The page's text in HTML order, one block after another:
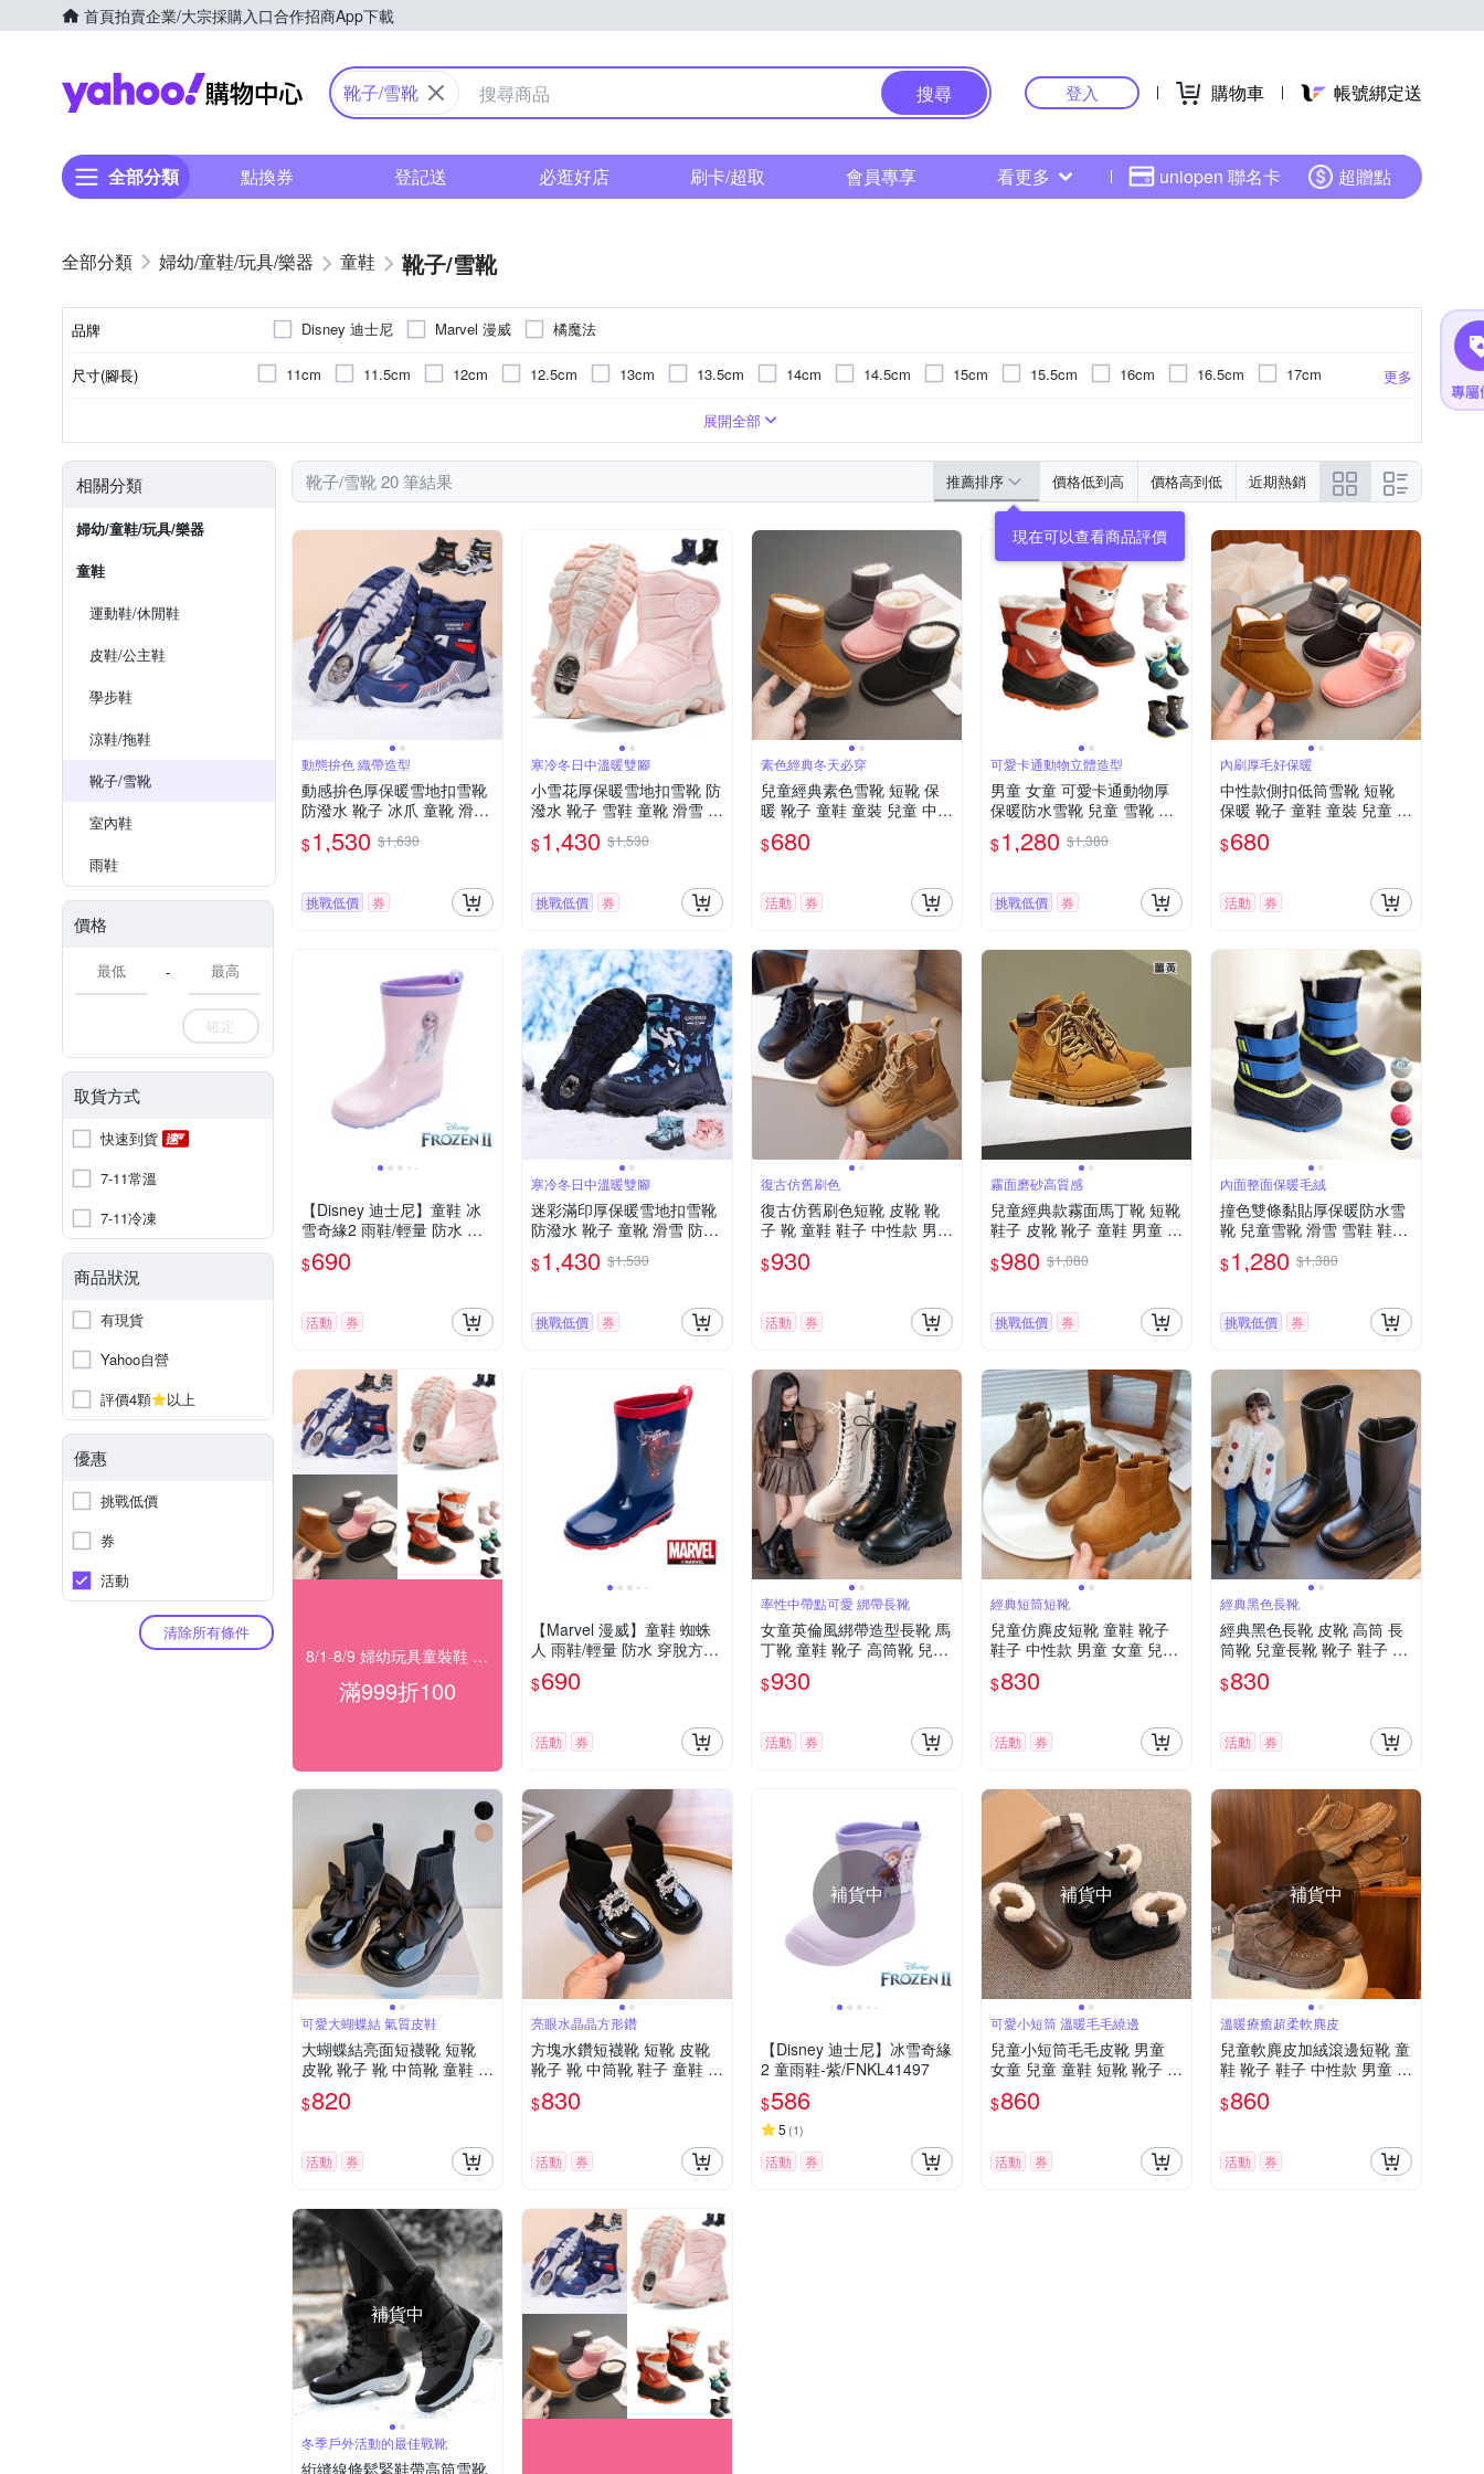
首頁拍賣企業/大宗採購入口合作招商App下載
Yahoo購物中心
靴子/雪靴 搜尋 登入 購物車 帳號綁定送
全部分類 點換券 登記送 必逛好店 刷卡/超取 會員專享 看更多 uniopen 聯名卡 超贈點
婦幼/童鞋/玩具/樂器 童鞋 靴子/雪靴
品牌 Disney 迪士尼 Marvel 漫威 橘魔法
尺寸(腳長) 更多
11cm 11.5cm 12cm 12.5cm 13cm 13.5cm 14cm 14.5cm 15cm 15.5cm 16cm 16.5cm
17cm
20cm
23.5cm
24cm 24.5cm 25cm 25.5cm
展開全部
相關分類
婦幼/童鞋/玩具/樂器
童鞋
運動鞋/休閒鞋
皮鞋/公主鞋
學步鞋
涼鞋/拖鞋
靴子/雪靴
室內鞋
雨鞋
價格
-
確定
取貨方式
快速到貨
7-11常溫
7-11冷凍
商品狀況
有現貨
Yahoo自營
評價4顆
以上
優惠
挑戰低價
券
活動
清除所有條件
靴子/雪靴 20 筆結果 推薦排序 價格低到高 價格高到低 近期熱銷
現在可以查看商品評價
動態拚色 織帶造型
動感拚色厚保暖雪地扣雪靴
防潑水 靴子 冰爪 童靴 滑雪
防雪 童鞋 男童 大童 兒童 防
寒 日本 橘魔法 現貨【BB89
$1,530 $1,630
挑戰低價 券
寒冷冬日中溫暖雙腳
小雪花厚保暖雪地扣雪靴 防
潑水 靴子 雪鞋 童靴 滑雪 防
雪 冰爪 防潑水 兒童雪靴 日
本 兒童 女童 男童 大童 橘魔
$1,430 $1,530
挑戰低價 券
素色經典冬天必穿
兒童經典素色雪靴 短靴 保
暖 靴子 童鞋 童裝 兒童 中性
款 男童 女童【BB7024】
$680
活動 券
可愛卡通動物立體造型
男童 女童 可愛卡通動物厚
保暖防水雪靴 兒童 雪靴 韓
國 日本 滑雪 雪鞋 鞋子 童裝
童鞋
$1,280 $1,380
挑戰低價 券
內刷厚毛好保暖
中性款側扣低筒雪靴 短靴
保暖 靴子 童鞋 童裝 兒童 中
性款 男童 女童【BB7025】
$680
活動 券
【Disney 迪士尼】童鞋 冰
雪奇緣2 雨鞋/輕量 防水 穿
脫方便 粉紫(FNKL51477)
$690
活動 券
寒冷冬日中溫暖雙腳
迷彩滿印厚保暖雪地扣雪靴
防潑水 靴子 童靴 滑雪 防雪
童鞋 女童 男童 大童 兒童 童
裝 保暖 防寒 橘魔法 現貨
$1,430 $1,530
挑戰低價 券
復古仿舊刷色
復古仿舊刷色短靴 皮靴 靴
子 靴 童鞋 鞋子 中性款 男童
女童 兒童 童裝 橘魔法 現貨
【BB8938】
$930
活動 券
霧面磨砂高質感
兒童經典款霧面馬丁靴 短靴
鞋子 皮靴 靴子 童鞋 男童 女
童 兒童 童鞋 橘魔法 現貨
【BB8930】
$980 $1,080
挑戰低價 券
內面整面保暖毛絨
撞色雙條黏貼厚保暖防水雪
靴 兒童雪靴 滑雪 雪鞋 鞋子
男童 女童 日本 韓國
$1,280 $1,380
挑戰低價 券
8/1-8/9 婦幼玩具童裝鞋 指定品滿999折100
滿999折100
【Marvel 漫威】童鞋 蜘蛛
人 雨鞋/輕量 防水 穿脫方便
藍紅(MNKL55376)
$690
活動 券
率性中帶點可愛 綁帶長靴
女童英倫風綁帶造型長靴 馬
丁靴 童鞋 靴子 高筒靴 兒童
長靴 公主長靴 鞋子 橘魔法
現貨【BB9156】
$930
活動 券
經典短筒短靴
兒童仿麂皮短靴 童鞋 靴子
鞋子 中性款 男童 女童 兒童
童鞋 橘魔法 現貨 【BB895
2】
$830
活動 券
經典黑色長靴
經典黑色長靴 皮靴 高筒 長
筒靴 兒童長靴 靴子 鞋子 童
鞋 保暖 女童 兒童 大童 橘魔
法 現貨【BB8942】
$830
活動 券
可愛大蝴蝶結 氣質皮鞋
大蝴蝶結亮面短襪靴 短靴
皮靴 靴子 靴 中筒靴 童鞋 女
童 兒童 橘魔法 現貨【BB86
93】
$820
活動 券
亮眼水晶晶方形鑽
方塊水鑽短襪靴 短靴 皮靴
靴子 靴 中筒靴 鞋子 童鞋 女
童 兒童 童裝 橘魔法 現貨
【BB8829】
$830
活動 券
補貨中
【Disney 迪士尼】冰雪奇緣
2 童雨鞋-紫/FNKL41497
$586
5 (1)
活動 券
補貨中
可愛小短筒 溫暖毛毛繞邊
兒童小短筒毛毛皮靴 男童
女童 兒童 童鞋 短靴 靴子 鞋
子 保暖 橘魔法 現貨【BB91
59】
$860
活動 券
補貨中
溫暖療癒超柔軟麂皮
兒童軟麂皮加絨滾邊短靴 童
鞋 靴子 鞋子 中性款 男童 女
童 橘魔法 現貨【BB9146】
$860
活動 券
補貨中
冬季戶外活動的最佳戰靴
絎縫線條鬆緊鞋帶高筒雪靴